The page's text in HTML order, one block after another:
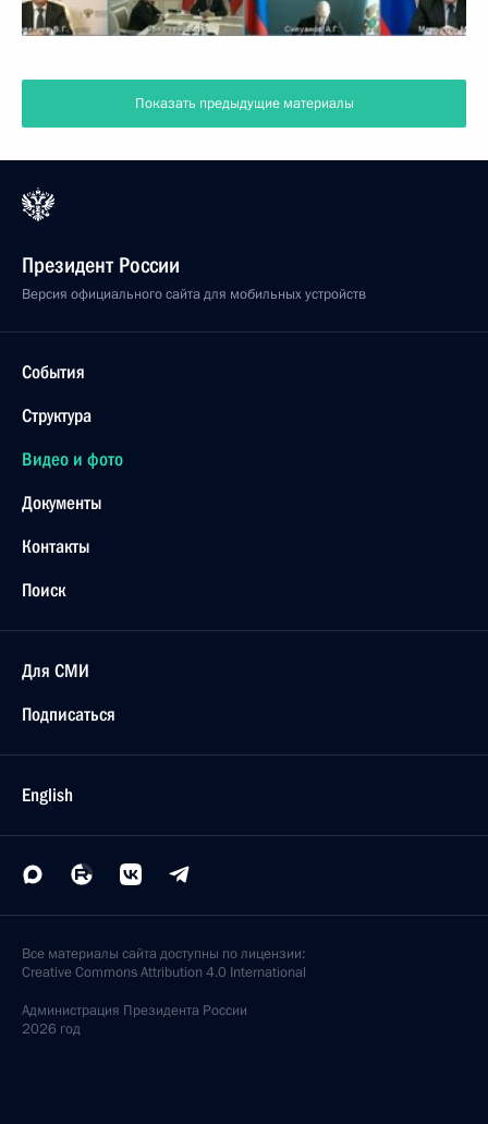
Показать предыдущие материалы
Президент России
Версия официального сайта для мобильных устройств
События
Структура
Видео и фото
Документы
Контакты
Поиск
Для СМИ
Подписаться
English
Все материалы сайта доступны по лицензии:
Creative Commons Attribution 4.0 International
Администрация Президента России
2026 год